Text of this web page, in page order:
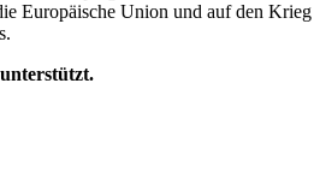
Europäische Union und auf den